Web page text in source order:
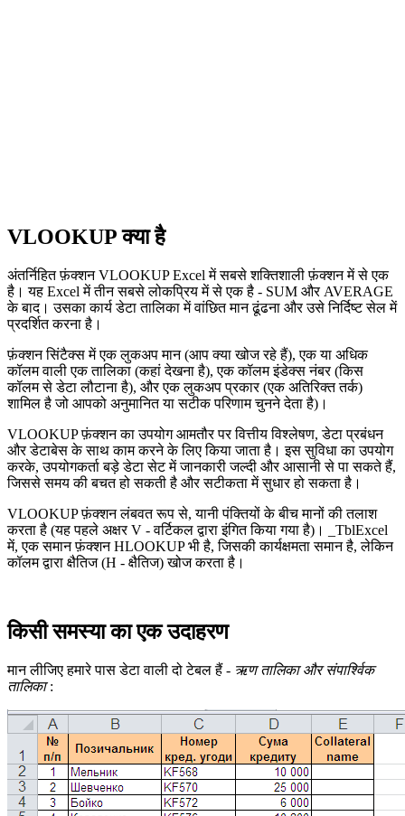
VLOOKUP क्या है
अंतर्निहित फ़ंक्शन VLOOKUP Excel में सबसे शक्तिशाली फ़ंक्शन में से एक
है। यह Excel में तीन सबसे लोकप्रिय में से एक है - SUM और AVERAGE
के बाद। उसका कार्य डेटा तालिका में वांछित मान ढूंढना और उसे निर्दिष्ट सेल में
प्रदर्शित करना है।
फ़ंक्शन सिंटैक्स में एक लुकअप मान (आप क्या खोज रहे हैं), एक या अधिक
कॉलम वाली एक तालिका (कहां देखना है), एक कॉलम इंडेक्स नंबर (किस
कॉलम से डेटा लौटाना है), और एक लुकअप प्रकार (एक अतिरिक्त तर्क)
शामिल है जो आपको अनुमानित या सटीक परिणाम चुनने देता है)।
VLOOKUP फ़ंक्शन का उपयोग आमतौर पर वित्तीय विश्लेषण, डेटा प्रबंधन
और डेटाबेस के साथ काम करने के लिए किया जाता है। इस सुविधा का उपयोग
करके, उपयोगकर्ता बड़े डेटा सेट में जानकारी जल्दी और आसानी से पा सकते हैं,
जिससे समय की बचत हो सकती है और सटीकता में सुधार हो सकता है।
VLOOKUP फ़ंक्शन लंबवत रूप से, यानी पंक्तियों के बीच मानों की तलाश
करता है (यह पहले अक्षर V - वर्टिकल द्वारा इंगित किया गया है)। _TblExcel
में, एक समान फ़ंक्शन HLOOKUP भी है, जिसकी कार्यक्षमता समान है, लेकिन
कॉलम द्वारा क्षैतिज (H - क्षैतिज) खोज करता है।
किसी समस्या का एक उदाहरण
मान लीजिए हमारे पास डेटा वाली दो टेबल हैं - ऋण तालिका और संपार्श्विक
तालिका: